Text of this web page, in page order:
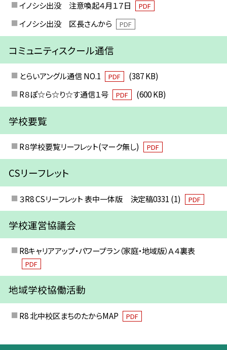
イノシシ出没 注意喚起４月１７日 PDF
イノシシ出没 区長さんから PDF
コミュニティスクール通信
とらいアングル通信 NO.1 PDF
(387 KB)
R８ぽ☆ら☆り☆す通信１号
PDF (600 KB)
学校要覧
R８学校要覧リーフレット(マーク無し) PDF
CSリーフレット
３R8 CSリーフレット 表中一体版 決定稿0331 (1) PDF
学校運営協議会
R8キャリアアップ・パワープラン（家庭・地域版）Ａ４裏表
PDF
地域学校協働活動
R8 北中校区まちのたからMAP PDF